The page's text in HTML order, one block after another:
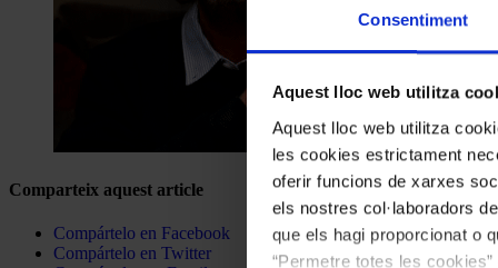
Consentiment
Aquest lloc web utilitza
Aquest lloc web utilitza
les cookies estrictament
oferir funcions de xarxes
els nostres col·laboradors
que els hagi proporcionat o
“Permetre totes les
Comparteix aquest article
Compártelo en Facebook
Compártelo en Twitter